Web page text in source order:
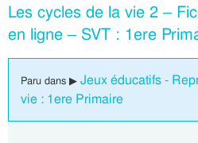
Les cycles de la vie 2 –
en ligne – SVT : 1ere
Paru dans ▶ Jeux éducatifs -
vie : 1ere Primaire